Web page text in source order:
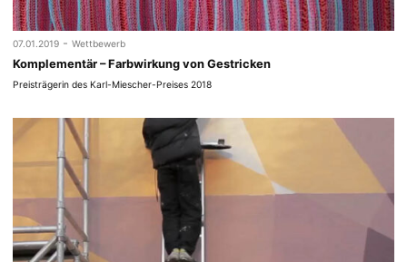
07.01.2019 - Wettbewerb
Komplementär – Farbwirkung von Gestricken
Preisträgerin des Karl-Miescher-Preises 2018